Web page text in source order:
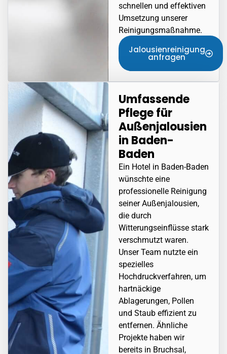
schnellen und effektiven
Umsetzung unserer
Reinigungsmaßnahme.
Jalousienreinigung
anfragen
Umfassende
Pflege für
Außenjalousien
in Baden-
Baden
Ein Hotel in Baden-Baden
wünschte eine
professionelle Reinigung
seiner Außenjalousien,
die durch
Witterungseinflüsse stark
verschmutzt waren.
Unser Team nutzte ein
spezielles
Hochdruckverfahren, um
hartnäckige
Ablagerungen, Pollen
und Staub effizient zu
entfernen. Ähnliche
Projekte haben wir
bereits in Bruchsal ,